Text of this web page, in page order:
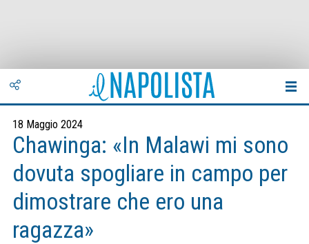
18 Maggio 2024
Chawinga: «In Malawi mi sono
dovuta spogliare in campo per
dimostrare che ero una
ragazza»